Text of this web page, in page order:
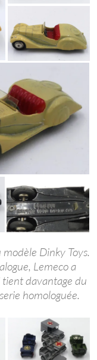
Dinky Toys.
Lemeco a
tient davantage du
homologuée.